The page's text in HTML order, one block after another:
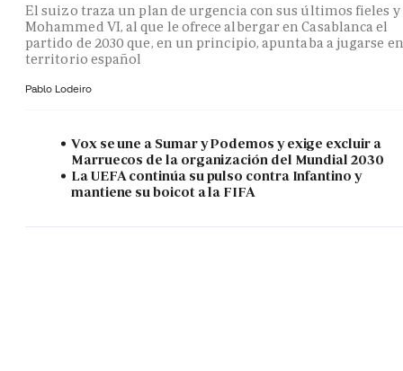
El suizo traza un plan de urgencia con sus últimos fieles y
Mohammed VI, al que le ofrece albergar en Casablanca el
partido de 2030 que, en un principio, apuntaba a jugarse en
territorio español
Pablo Lodeiro
Vox se une a Sumar y Podemos y exige excluir a
Marruecos de la organización del Mundial 2030
La UEFA continúa su pulso contra Infantino y
mantiene su boicot a la FIFA